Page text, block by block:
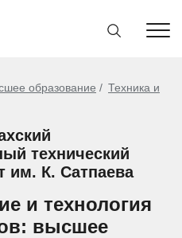
образование
Техника и
технический
им. К. Сатпаева
и технология
высшее